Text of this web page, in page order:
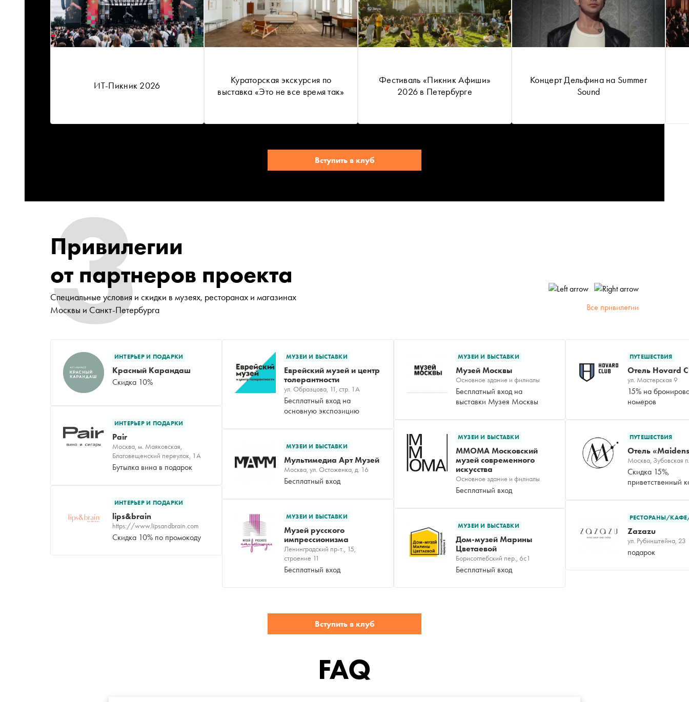
ИТ-Пикник 2026
Кураторская экскурсия по
выставка «Это не все время так»
Фестиваль «Пикник Афиши»
2026 в Петербурге
Концерт Дельфина на Summer
Sound
Вступить в клуб
3
Привилегии
от партнеров проекта
Специальные условия и скидки в музеях, ресторанах и магазинах
Москвы и Санкт-Петербурга
Все привилегии
ИНТЕРЬЕР И ПОДАРКИ
Красный Карандаш
Скидка 10%
ИНТЕРЬЕР И ПОДАРКИ
Pair
Москва, м. Маяковская,
Благовещенский переулок, 1А
Бутылка вина в подарок
ИНТЕРЬЕР И ПОДАРКИ
lips&brain
https://www.lipsandbrain.com
Скидка 10% по промокоду
МУЗЕИ И ВЫСТАВКИ
Еврейский музей и центр
толерантности
ул. Образцова, 11, стр. 1А
Бесплатный вход на
основную экспозицию
МУЗЕИ И ВЫСТАВКИ
Мультимедиа Арт Музей
Москва, ул. Остоженка, д. 16
Бесплатный вход
МУЗЕИ И ВЫСТАВКИ
Музей русского
импрессионизма
Ленинградский пр-т., 15,
строение 11
Бесплатный вход
МУЗЕИ И ВЫСТАВКИ
Музей Москвы
Основное здание и филиалы
Бесплатный вход на
выставки Музея Москвы
МУЗЕИ И ВЫСТАВКИ
MMOMA Московский
музей современного
искусства
Основное здание и филиалы
Бесплатный вход
МУЗЕИ И ВЫСТАВКИ
Дом-музей Марины
Цветаевой
Борисоглебский пер., 6с1
Бесплатный вход
ПУТЕШЕСТВИЯ
Отель Hovard
ул. Мастерская 9
15% на
номеров
ПУТЕШЕСТВИЯ
Отель
Москва, Зубовская
Скидка 15%,
приветственный
РЕСТОРАНЫ/
Zazazu
ул. Рубинштейна, 23
подарок
Вступить в клуб
FAQ